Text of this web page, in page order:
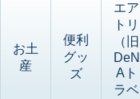
お土
産
便利
グッ
ズ
エア
トリ
（旧
DeN
Aト
ラベ